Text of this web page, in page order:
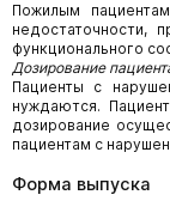
Пожилым
недостаточности,
функционального
Дозирование
Пациенты с
нуждаются.
дозирование
пациентам с
Форма выпуска